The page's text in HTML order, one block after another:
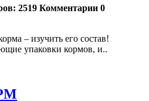
2519 Комментарии 0
– изучить его состав!
упаковки кормов, и..